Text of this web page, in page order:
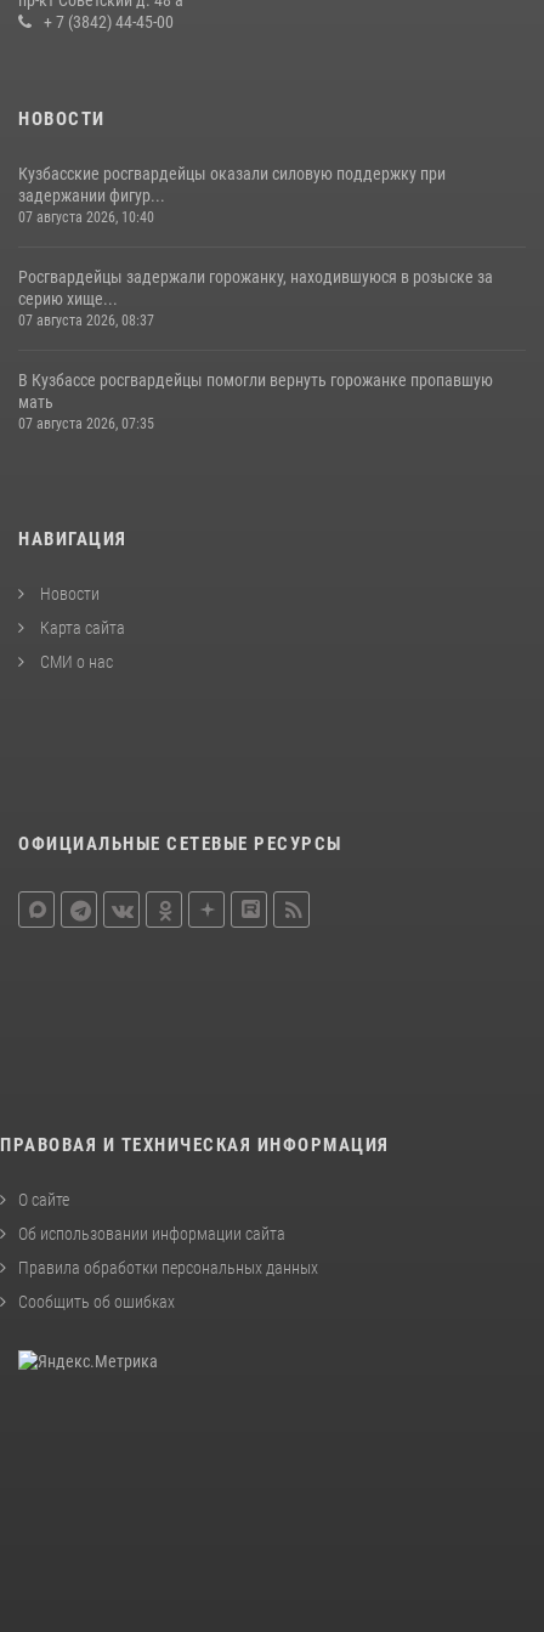
+ 7 (3842) 44-45-00
НОВОСТИ
Кузбасские росгвардейцы оказали силовую поддержку при
задержании фигур...
07 августа 2026, 10:40
Росгвардейцы задержали горожанку, находившуюся в розыске за
серию хище...
07 августа 2026, 08:37
В Кузбассе росгвардейцы помогли вернуть горожанке пропавшую
мать
07 августа 2026, 07:35
НАВИГАЦИЯ
Новости
Карта сайта
СМИ о нас
ОФИЦИАЛЬНЫЕ СЕТЕВЫЕ РЕСУРСЫ
ПРАВОВАЯ И ТЕХНИЧЕСКАЯ ИНФОРМАЦИЯ
О сайте
Об использовании информации сайта
Правила обработки персональных данных
Сообщить об ошибках